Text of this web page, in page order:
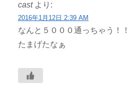
cast より:
2016年1月12日 2:39 AM
なんと５０００通っちゃう！！
たまげたなぁ